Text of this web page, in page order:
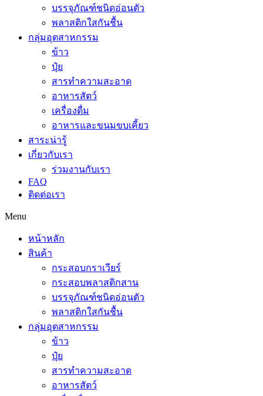
บรรจุภัณฑ์ชนิดอ่อนตัว
พลาสติกใสกันชื้น
กลุ่มอุตสาหกรรม
ข้าว
ปุ๋ย
สารทำความสะอาด
อาหารสัตว์
เครื่องดื่ม
อาหารและขนมขบเคี้ยว
สาระน่ารู้
เกี่ยวกับเรา
ร่วมงานกับเรา
FAQ
ติดต่อเรา
Menu
หน้าหลัก
สินค้า
กระสอบกราเวียร์
กระสอบพลาสติกสาน
บรรจุภัณฑ์ชนิดอ่อนตัว
พลาสติกใสกันชื้น
กลุ่มอุตสาหกรรม
ข้าว
ปุ๋ย
สารทำความสะอาด
อาหารสัตว์